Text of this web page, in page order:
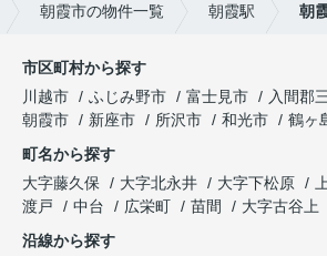
朝霞市の物件一覧 朝霞駅 朝
市区町村から探す
川越市
ふじみ野市 富士見市 入間郡
朝霞市
新座市 所沢市 和光市
鶴ヶ
町名から探す
大字藤久保
大字北永井 大字下松原
渡戸
中台 広栄町 苗間
大字古谷上
沿線から探す